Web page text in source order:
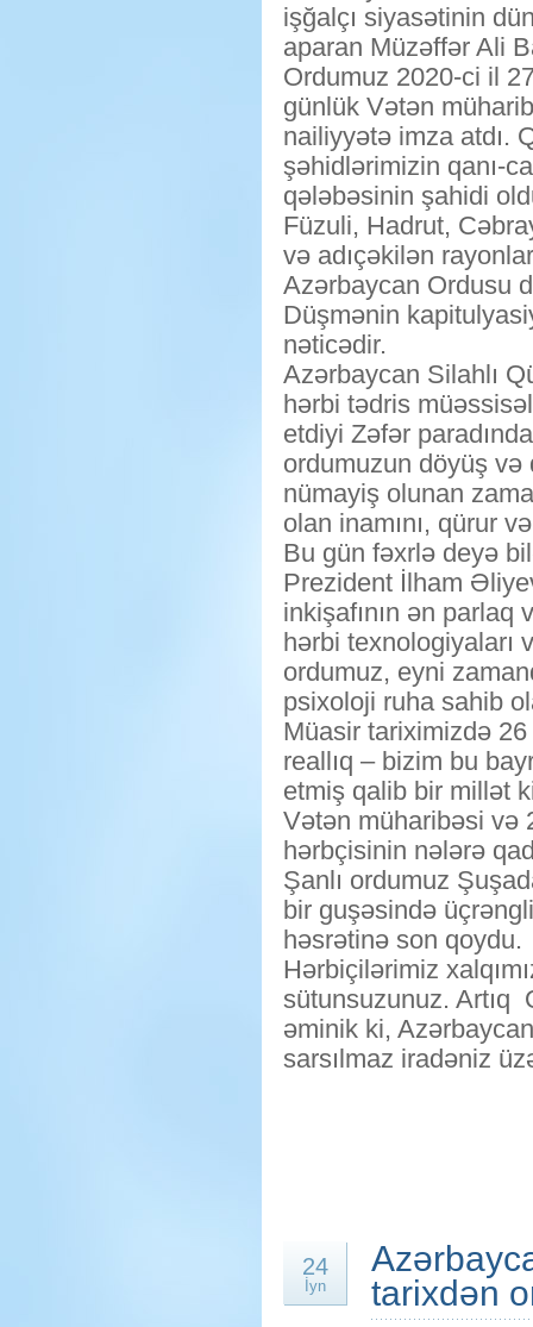
işğalçı siyasətinin
aparan Müzəffər Ali
Ordumuz 2020-ci il
günlük Vətən
nailiyyətə imza atdı.
şəhidlərimizin qanı-
qələbəsinin şahidi
Füzuli, Hadrut,
və adıçəkilən
Azərbaycan Ordusu
Düşmənin
nəticədir.
Azərbaycan Silahlı
hərbi tədris
etdiyi Zəfər
ordumuzun döyüş
nümayiş olunan
olan inamını, qürur
Bu gün fəxrlə deyə
Prezident İlham
inkişafının ən parlaq
hərbi texnologiyaları
ordumuz, eyni
psixoloji ruha sahib
Müasir tariximizdə
reallıq – bizim bu
etmiş qalib bir millət
Vətən müharibəsi və
hərbçisinin nələrə
Şanlı ordumuz
bir guşəsində üçrəngli
həsrətinə son qoydu.
Hərbiçilərimiz
sütunsuzunuz. Artıq
əminik ki,
sarsılmaz iradəniz
24
İyn
tarixdən